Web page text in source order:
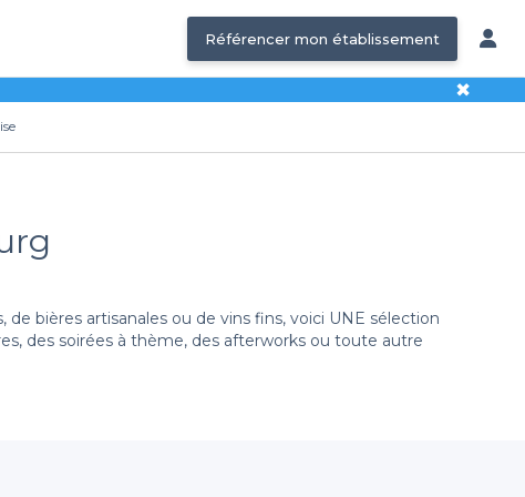
Référencer mon établissement
✖
bières artisanales ou de vins fins, voici UNE sélection
des soirées à thème, des afterworks ou toute autre
qui compte.